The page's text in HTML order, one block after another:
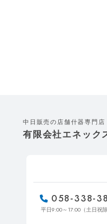
中日販売の店舗什器専門店
有限会社エネック
058-338-
平日9:00～17:00（土日祝除